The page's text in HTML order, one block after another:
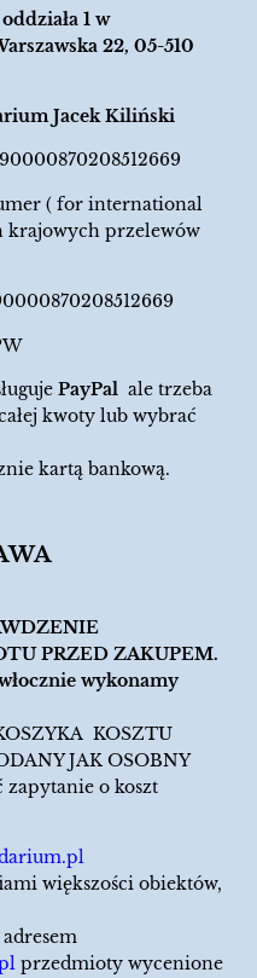
1 w
22, 05-510
Jacek Kiliński
( for international
krajowych przelewów
PayPal ale trzeba
kwoty lub wybrać
kartą bankową.
PRZED ZAKUPEM.
wykonamy
KOSZTU
JAK OSOBNY
zapytanie o koszt
większości obiektów,
przedmioty wycenione